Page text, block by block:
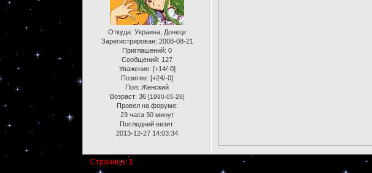
Откуда: Украина, Донецк
Зарегистрирован: 2008-08-21
Приглашений: 0
Сообщений: 127
Уважение: [+14/-0]
Позитив: [+24/-0]
Пол: Женский
Возраст: 36 [1990-05-26]
Провел на форуме:
23 часа 30 минут
Последний визит:
2013-12-27 14:03:34
Страница: 1